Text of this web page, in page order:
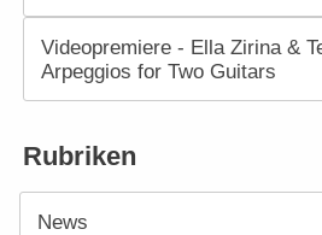
Videopremiere - Ella Zirina &
Arpeggios for Two Guitars
Rubriken
News